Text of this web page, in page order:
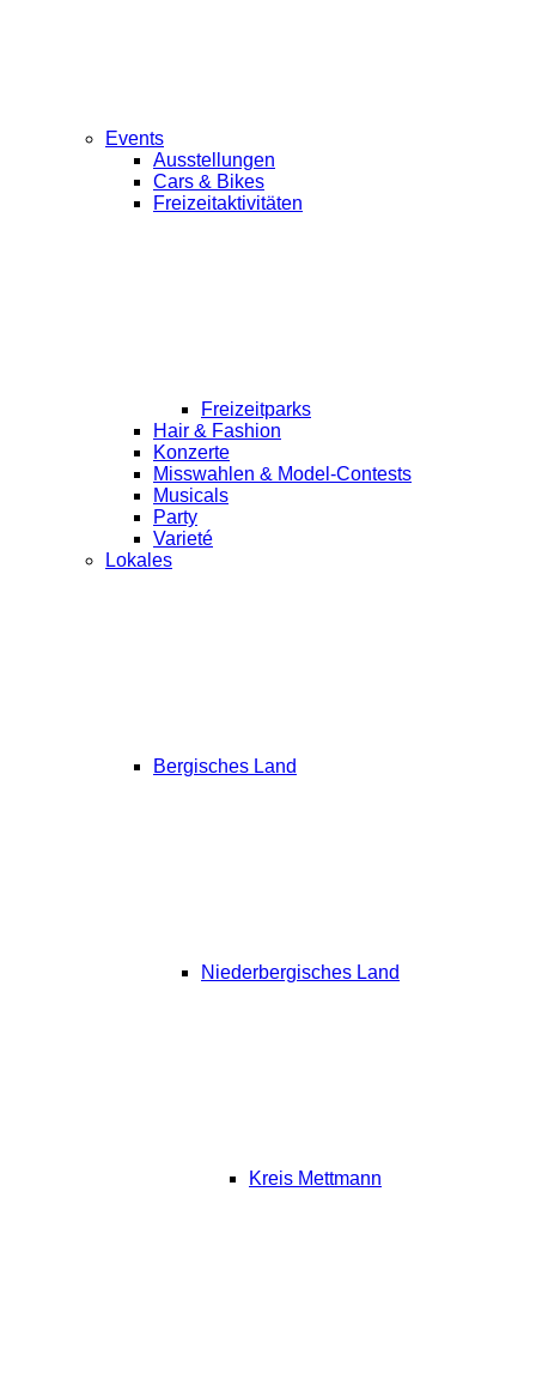
Events
Ausstellungen
Cars & Bikes
Freizeitaktivitäten
Freizeitparks
Hair & Fashion
Konzerte
Misswahlen & Model-Contests
Musicals
Party
Varieté
Lokales
Bergisches Land
Niederbergisches Land
Kreis Mettmann